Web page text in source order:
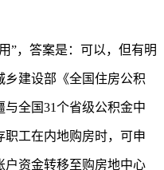
”，答案是：可以，但有明
建设部《全国住房公积
全国31个省级公积金中
工在内地购房时，可申
户资金转移至购房地中心